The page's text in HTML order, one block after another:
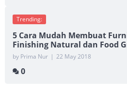
Trending:
5 Cara Mudah Membuat
Finishing Natural dan Food
by Prima Nur | 22 May 2018
0